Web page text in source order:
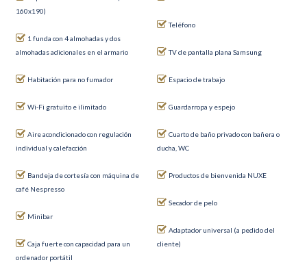
160x190)
1 funda con 4 almohadas y dos
almohadas adicionales en el armario
Habitación para no fumador
Wi-Fi gratuito e ilimitado
Aire acondicionado con regulación
individual y calefacción
Bandeja de cortesía con máquina de
café Nespresso
Minibar
Caja fuerte con capacidad para un
ordenador portátil
Teléfono
TV de pantalla plana Samsung
Espacio de trabajo
Guardarropa y espejo
Cuarto de baño privado con bañera o
ducha, WC
Productos de bienvenida NUXE
Secador de pelo
Adaptador universal (a pedido del
cliente)